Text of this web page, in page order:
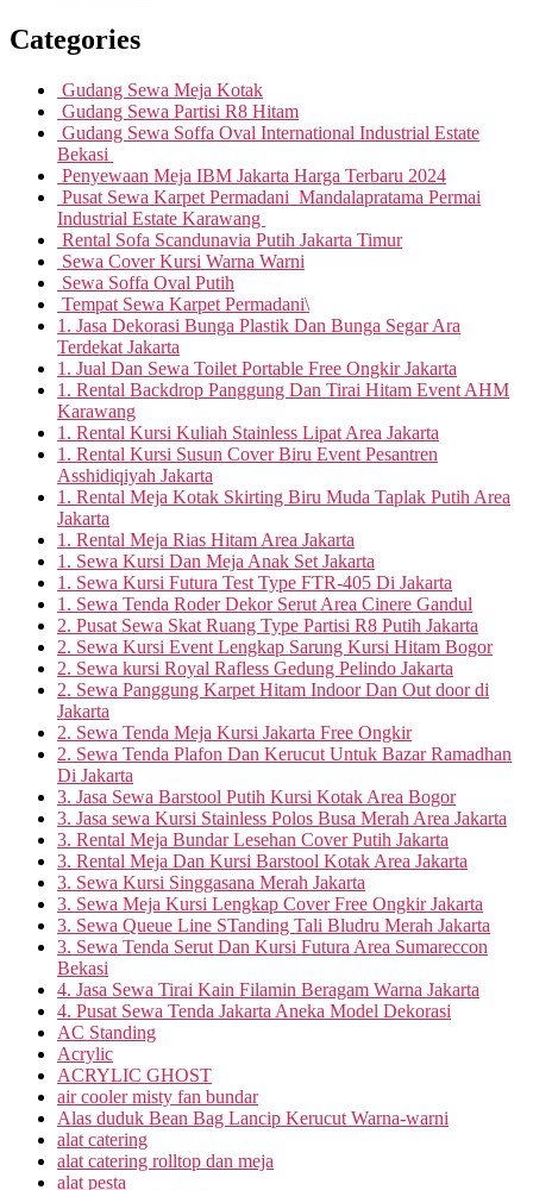
Categories
Gudang Sewa Meja Kotak
Gudang Sewa Partisi R8 Hitam
Gudang Sewa Soffa Oval International Industrial Estate
Bekasi
Penyewaan Meja IBM Jakarta Harga Terbaru 2024
Pusat Sewa Karpet Permadani Mandalapratama Permai
Industrial Estate Karawang
Rental Sofa Scandunavia Putih Jakarta Timur
Sewa Cover Kursi Warna Warni
Sewa Soffa Oval Putih
Tempat Sewa Karpet Permadani\
1. Jasa Dekorasi Bunga Plastik Dan Bunga Segar Ara
Terdekat Jakarta
1. Jual Dan Sewa Toilet Portable Free Ongkir Jakarta
1. Rental Backdrop Panggung Dan Tirai Hitam Event AHM
Karawang
1. Rental Kursi Kuliah Stainless Lipat Area Jakarta
1. Rental Kursi Susun Cover Biru Event Pesantren
Asshidiqiyah Jakarta
1. Rental Meja Kotak Skirting Biru Muda Taplak Putih Area
Jakarta
1. Rental Meja Rias Hitam Area Jakarta
1. Sewa Kursi Dan Meja Anak Set Jakarta
1. Sewa Kursi Futura Test Type FTR-405 Di Jakarta
1. Sewa Tenda Roder Dekor Serut Area Cinere Gandul
2. Pusat Sewa Skat Ruang Type Partisi R8 Putih Jakarta
2. Sewa Kursi Event Lengkap Sarung Kursi Hitam Bogor
2. Sewa kursi Royal Rafless Gedung Pelindo Jakarta
2. Sewa Panggung Karpet Hitam Indoor Dan Out door di
Jakarta
2. Sewa Tenda Meja Kursi Jakarta Free Ongkir
2. Sewa Tenda Plafon Dan Kerucut Untuk Bazar Ramadhan
Di Jakarta
3. Jasa Sewa Barstool Putih Kursi Kotak Area Bogor
3. Jasa sewa Kursi Stainless Polos Busa Merah Area Jakarta
3. Rental Meja Bundar Lesehan Cover Putih Jakarta
3. Rental Meja Dan Kursi Barstool Kotak Area Jakarta
3. Sewa Kursi Singgasana Merah Jakarta
3. Sewa Meja Kursi Lengkap Cover Free Ongkir Jakarta
3. Sewa Queue Line STanding Tali Bludru Merah Jakarta
3. Sewa Tenda Serut Dan Kursi Futura Area Sumareccon
Bekasi
4. Jasa Sewa Tirai Kain Filamin Beragam Warna Jakarta
4. Pusat Sewa Tenda Jakarta Aneka Model Dekorasi
AC Standing
Acrylic
ACRYLIC GHOST
air cooler misty fan bundar
Alas duduk Bean Bag Lancip Kerucut Warna-warni
alat catering
alat catering rolltop dan meja
alat pesta